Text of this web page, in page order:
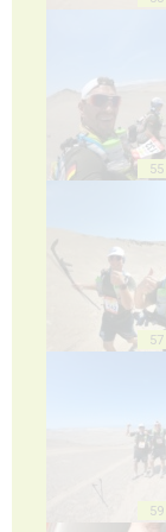
55
57
59